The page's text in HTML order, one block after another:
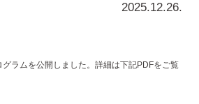
2025.12.26.
ラムを公開しました。詳細は下記PDFをご覧